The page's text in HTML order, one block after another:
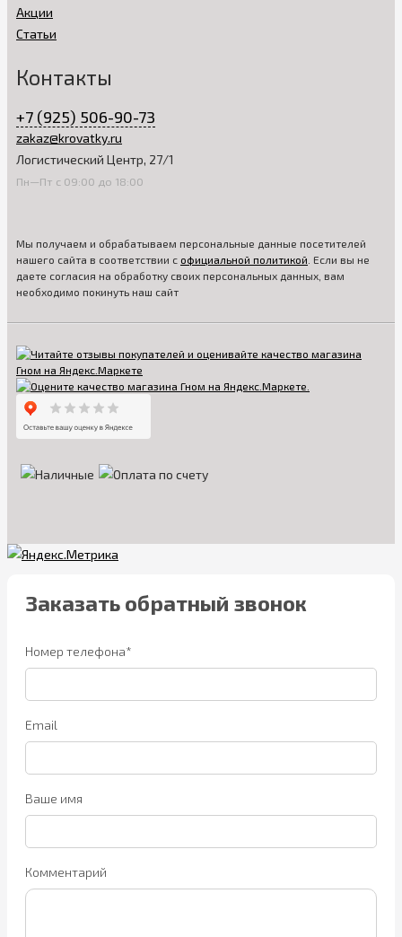
Акции
Статьи
Контакты
+7 (925) 506-90-73
zakaz@krovatky.ru
Логистический Центр, 27/1
Пн—Пт с 09:00 до 18:00
Мы получаем и обрабатываем персональные данные посетителей
нашего сайта в соответствии с официальной политикой . Если вы не
даете согласия на обработку своих персональных данных, вам
необходимо покинуть наш сайт
Заказать обратный звонок
Номер телефона*
Email
Ваше имя
Комментарий